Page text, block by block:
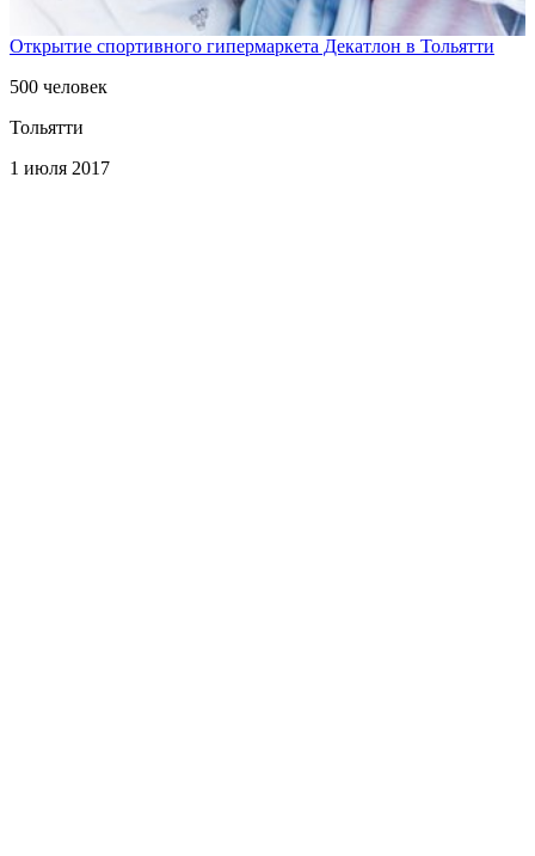
Открытие спортивного гипермаркета Декатлон в Тольятти
500 человек
Тольятти
1 июля 2017